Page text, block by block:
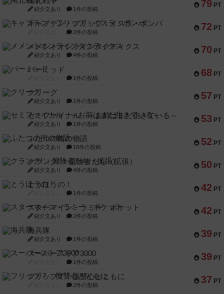
79 PT
紹介文あり 1件の投稿
72 PT
キャプテン・フリップ：イスラ・ボンバ
2件の投稿
70 PT
メメントオンラインタクティクス
紹介文あり 4件の投稿
68 PT
パーミッド
1件の投稿
57 PT
クリーグ
紹介文あり 1件の投稿
53 PT
セミファイナル ～お前はまだ生きている～
紹介文あり 1件の投稿
52 PT
ふたつの街の物語
紹介文あり 18件の投稿
50 PT
クランク! ：冒険者たち（拡張）
紹介文あり 4件の投稿
42 PT
とうほうの！
1件の投稿
42 PT
スターマイン・ラミー ポケット
紹介文あり 2件の投稿
39 PT
海兵隊
紹介文あり 1件の投稿
39 PT
スーパーストア3000
1件の投稿
37 PT
フリップ７：復讐心とともに
2件の投稿